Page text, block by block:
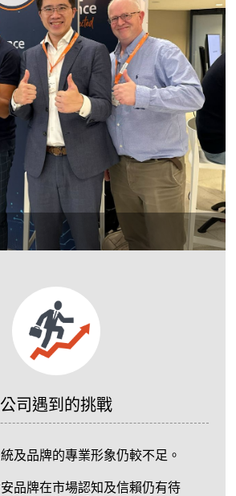
公司遇到的挑戰
及品牌的專業形象仍較不足。
品牌在市場認知及信賴仍有待